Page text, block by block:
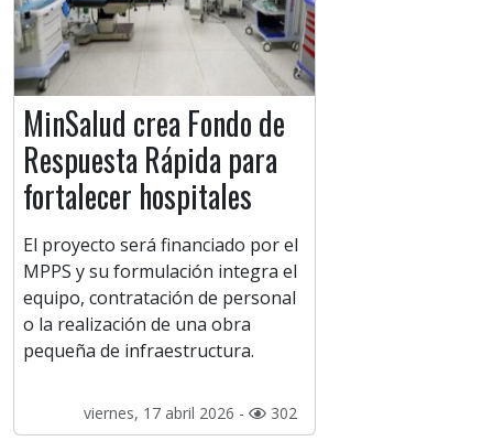
MinSalud crea Fondo de
Respuesta Rápida para
fortalecer hospitales
El proyecto será financiado por el
MPPS y su formulación integra el
equipo, contratación de personal
o la realización de una obra
pequeña de infraestructura.
viernes, 17 abril 2026 - 302